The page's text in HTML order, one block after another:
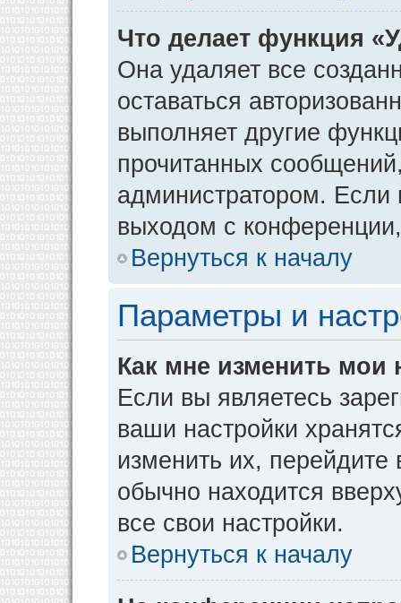
Что делает функция
Она удаляет все
оставаться
выполняет другие
прочитанных
администратором. Если
выходом с
Вернуться к началу
Параметры и
Как мне изменить мои
Если вы являетесь
ваши настройки
изменить их, перейдите
обычно находится
все свои настройки.
Вернуться к началу